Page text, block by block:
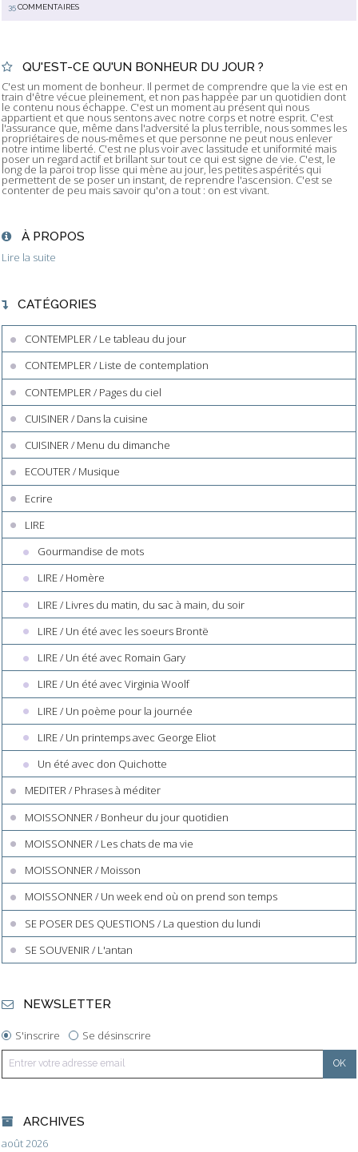
35COMMENTAIRES
QU'EST-CE QU'UN BONHEUR DU JOUR ?
C'est un moment de bonheur. Il permet de comprendre que la vie est en
train d'être vécue pleinement, et non pas happée par un quotidien dont
le contenu nous échappe. C'est un moment au présent qui nous
appartient et que nous sentons avec notre corps et notre esprit. C'est
l'assurance que, même dans l'adversité la plus terrible, nous sommes les
propriétaires de nous-mêmes et que personne ne peut nous enlever
notre intime liberté. C'est ne plus voir avec lassitude et uniformité mais
poser un regard actif et brillant sur tout ce qui est signe de vie. C'est, le
long de la paroi trop lisse qui mène au jour, les petites aspérités qui
permettent de se poser un instant, de reprendre l'ascension. C'est se
contenter de peu mais savoir qu'on a tout : on est vivant.
À PROPOS
Lire la suite
CATÉGORIES
CONTEMPLER / Le tableau du jour
CONTEMPLER / Liste de contemplation
CONTEMPLER / Pages du ciel
CUISINER / Dans la cuisine
CUISINER / Menu du dimanche
ECOUTER / Musique
Ecrire
LIRE
Gourmandise de mots
LIRE / Homère
LIRE / Livres du matin, du sac à main, du soir
LIRE / Un été avec les soeurs Brontë
LIRE / Un été avec Romain Gary
LIRE / Un été avec Virginia Woolf
LIRE / Un poème pour la journée
LIRE / Un printemps avec George Eliot
Un été avec don Quichotte
MEDITER / Phrases à méditer
MOISSONNER / Bonheur du jour quotidien
MOISSONNER / Les chats de ma vie
MOISSONNER / Moisson
MOISSONNER / Un week end où on prend son temps
SE POSER DES QUESTIONS / La question du lundi
SE SOUVENIR / L'antan
NEWSLETTER
S'inscrire Se désinscrire
ARCHIVES
août 2026